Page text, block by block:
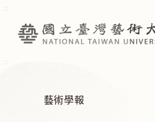
藝術學報